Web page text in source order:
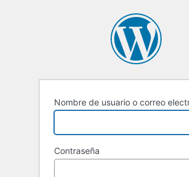
Nombre de usuario o correo
Contraseña